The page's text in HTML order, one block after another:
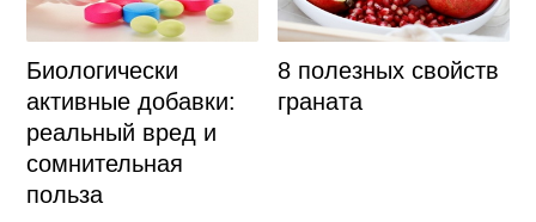
Биологически
активные добавки:
реальный вред и
сомнительная
польза
8 полезных свойств
граната